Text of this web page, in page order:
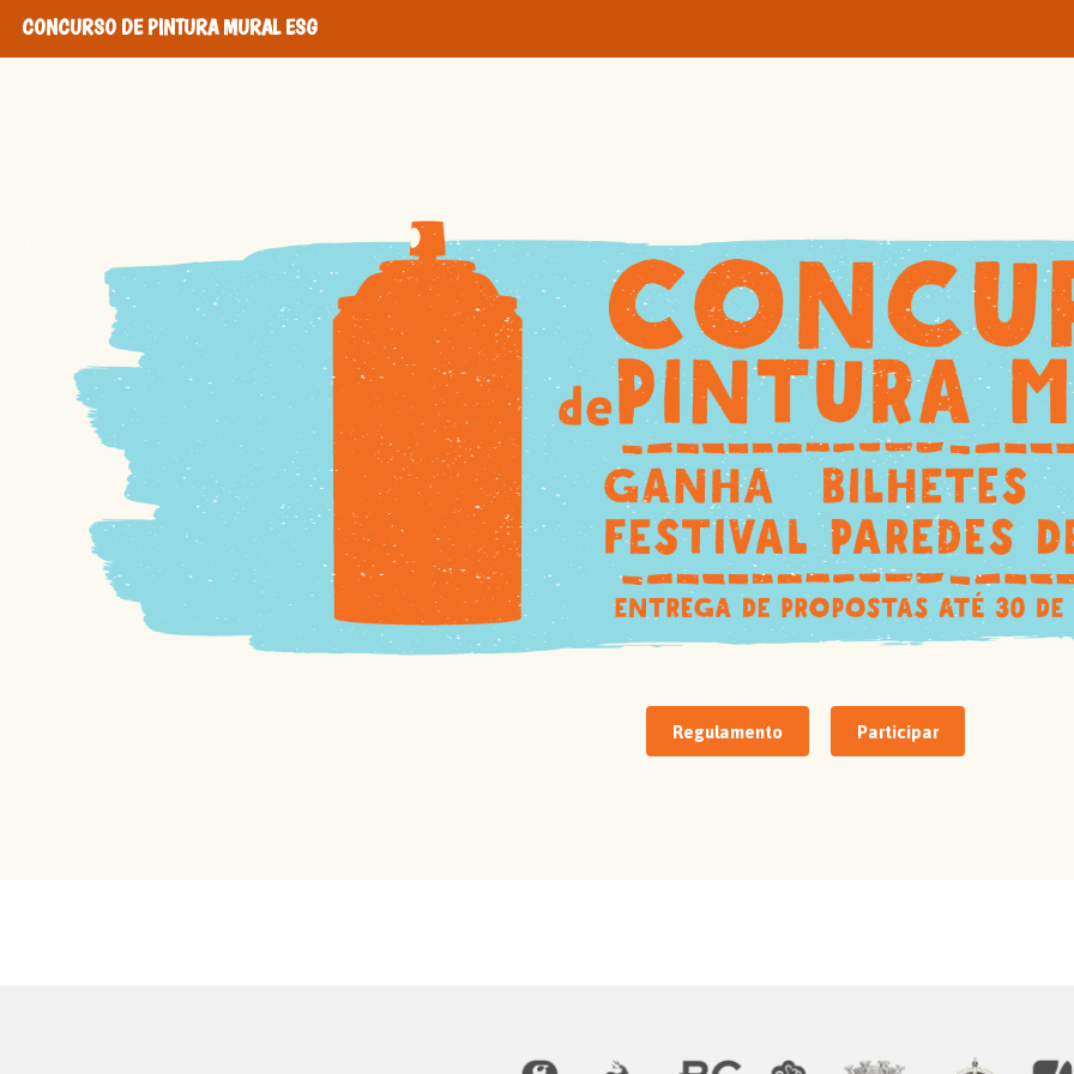
CONCURSO DE PINTURA MURAL ESG
Regulamento Participar